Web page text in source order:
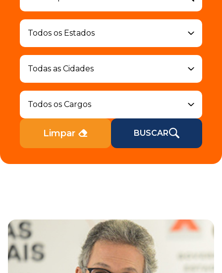
Limpar BUSCAR